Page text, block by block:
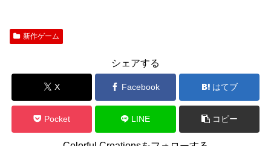
新作ゲーム
シェアする
X Facebook はてブ
Pocket LINE コピー